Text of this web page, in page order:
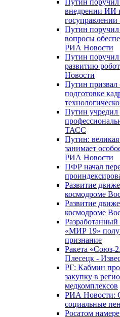
Путин поручил
внедрении ИИ
Путин поручил
вопросы
РИА Новости
Путин поручил
развитию
Новости
Путин призвал
подготовке
Путин учредил
ТАСС
Путин:
занимает
РИА Новости
ПФР начал
Развитие
космодроме
Развитие
космодроме
«МИР 19»
признание
Ракета «Союз-
Плесецк -
РГ: Кабмин
закупку в
медкомплексов
РИА Новости:
социальные
Росатом